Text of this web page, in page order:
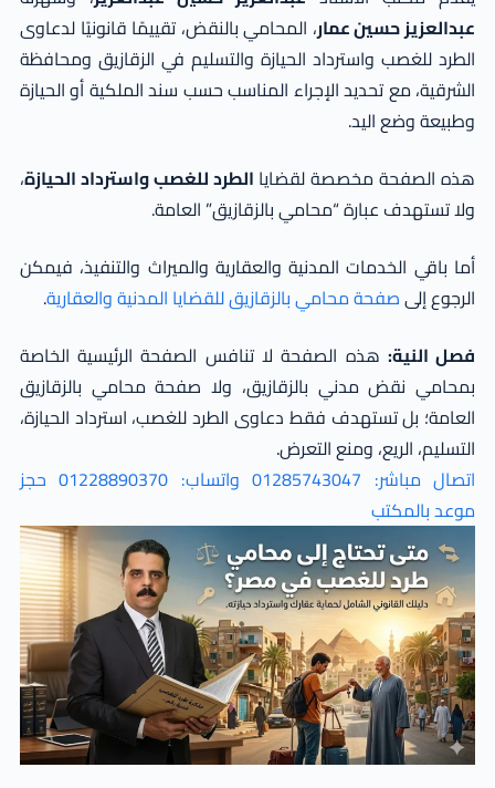
عبدالعزيز حسين عمار، المحامي بالنقض، تقييمًا قانونيًا لدعاوى
الطرد للغصب واسترداد الحيازة والتسليم في الزقازيق ومحافظة
الشرقية، مع تحديد الإجراء المناسب حسب سند الملكية أو الحيازة
وطبيعة وضع اليد.
هذه الصفحة مخصصة لقضايا الطرد للغصب واسترداد الحيازة،
ولا تستهدف عبارة “محامي بالزقازيق” العامة.
أما باقي الخدمات المدنية والعقارية والميراث والتنفيذ، فيمكن
الرجوع إلىصفحة محامي بالزقازيق للقضايا المدنية والعقارية.
فصل النية: هذه الصفحة لا تنافس الصفحة الرئيسية الخاصة
بمحامي نقض مدني بالزقازيق، ولا صفحة محامي بالزقازيق
العامة؛ بل تستهدف فقط دعاوى الطرد للغصب، استرداد الحيازة،
التسليم، الريع، ومنع التعرض.
اتصال مباشر: 01285743047
واتساب: 01228890370
حجز
موعد بالمكتب